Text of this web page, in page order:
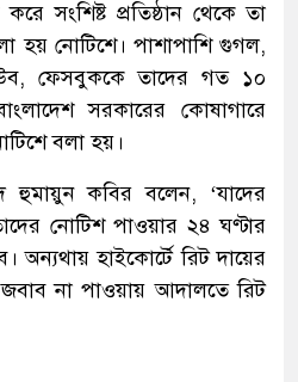
সংশিষ্ট প্রতিষ্ঠান থেকে তা
হয় নোটিশে। পাশাপাশি গুগল,
ফেসবুককে তাদের গত ১০
সরকারের কোষাগারে
বলা হয়।
হুমায়ুন কবির বলেন, ‘যাদের
নোটিশ পাওয়ার ২৪ ঘণ্টার
অন্যথায় হাইকোর্টে রিট দায়ের
না পাওয়ায় আদালতে রিট